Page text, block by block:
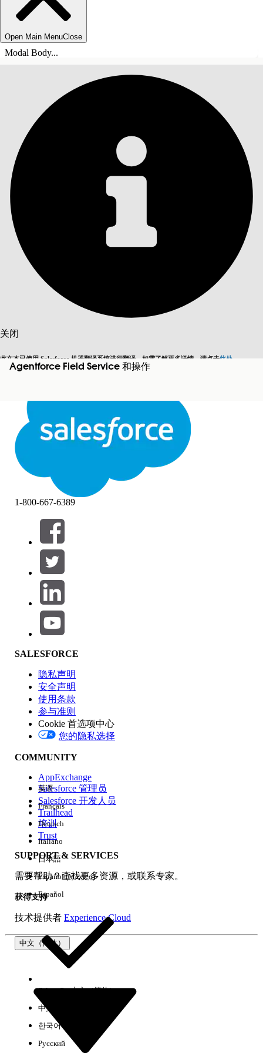
Open Main MenuClose
Modal Body...
关闭
此文本已使用 Salesforce 机器翻译系统进行翻译。如需了解更多详情，请点击此处
切换为英语 而非现在
关闭关闭
Agentforce Field Service 和操作
目录
筛选器 (0)
选择筛选器
产品区域
功能影响
版本
体验
1-800-667-6389
SALESFORCE
隐私声明
安全声明
使用条款
参与准则
Cookie 首选项中心
您的隐私选择
COMMUNITY
AppExchange
Salesforce 管理员
Salesforce 开发人员
Trailhead
培训
Trust
SUPPORT & SERVICES
需要帮助？查找更多资源，或联系专家。
获得支持
技术提供者 Experience Cloud
中文（简体）
英语
Français
Deutsch
Italiano
日本語
Español (México)
Español
Select Org中文（简体）
中文（繁体）
한국어
Русский